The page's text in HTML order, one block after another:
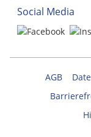
Social Media
AGB